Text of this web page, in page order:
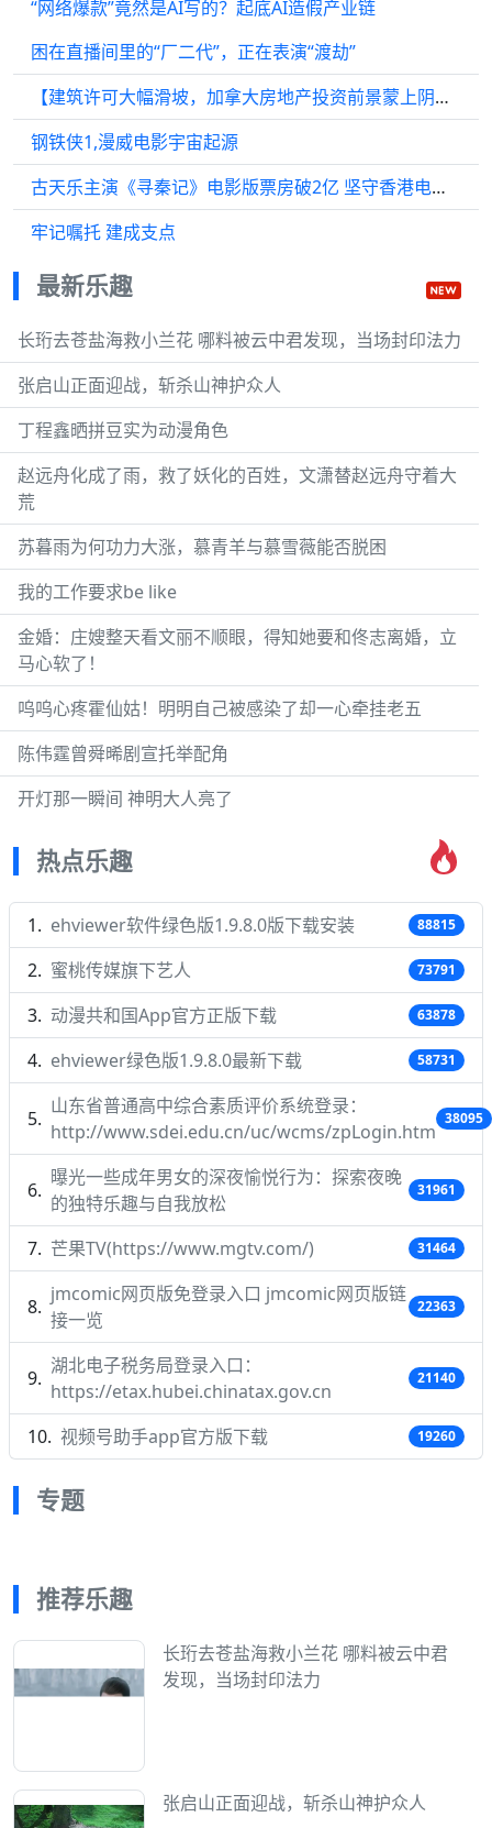
“网络爆款”竟然是AI写的？起底AI造假产业链
困在直播间里的“厂二代”，正在表演“渡劫”
【建筑许可大幅滑坡，加拿大房地产投资前景蒙上阴影】 ⑴ 加
钢铁侠1,漫威电影宇宙起源
古天乐主演《寻秦记》电影版票房破2亿 坚守香港电影工业
牢记嘱托 建成支点
最新乐趣
长珩去苍盐海救小兰花 哪料被云中君发现，当场封印法力
张启山正面迎战，斩杀山神护众人
丁程鑫晒拼豆实为动漫角色
赵远舟化成了雨，救了妖化的百姓，文潇替赵远舟守着大
荒
苏暮雨为何功力大涨，慕青羊与慕雪薇能否脱困
我的工作要求be like
金婚：庄嫂整天看文丽不顺眼，得知她要和佟志离婚，立
马心软了！
呜呜心疼霍仙姑！明明自己被感染了却一心牵挂老五
陈伟霆曾舜晞剧宣托举配角
开灯那一瞬间 神明大人亮了
热点乐趣
ehviewer软件绿色版1.9.8.0版下载安装 88815
蜜桃传媒旗下艺人 73791
动漫共和国App官方正版下载 63878
ehviewer绿色版1.9.8.0最新下载 58731
山东省普通高中综合素质评价系统登录：
http://www.sdei.edu.cn/uc/wcms/zpLogin.htm
38095
曝光一些成年男女的深夜愉悦行为：探索夜晚
的独特乐趣与自我放松
31961
芒果TV(https://www.mgtv.com/) 31464
jmcomic网页版免登录入口 jmcomic网页版链
接一览
22363
湖北电子税务局登录入口：
https://etax.hubei.chinatax.gov.cn
21140
视频号助手app官方版下载 19260
专题
推荐乐趣
长珩去苍盐海救小兰花 哪料被云中君
发现，当场封印法力
张启山正面迎战，斩杀山神护众人